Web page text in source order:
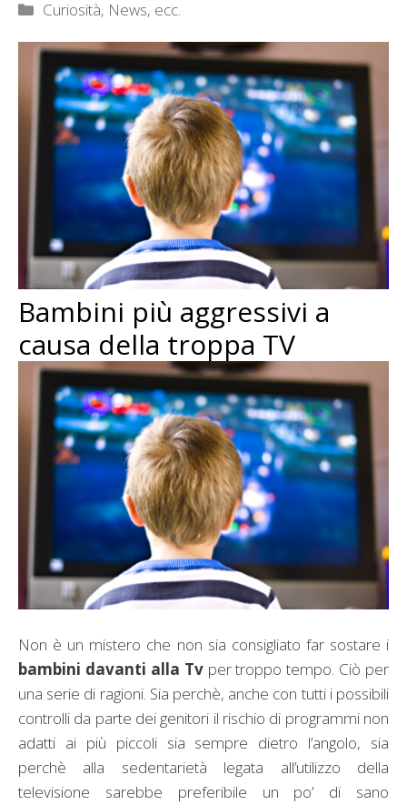
Categorie
Curiosità, News, ecc.
Bambini più aggressivi a
causa della troppa TV
Non è un mistero che non sia consigliato far sostare i
bambini davanti alla Tvper troppo tempo. Ciò per
una serie di ragioni. Sia perchè, anche con tutti i possibili
controlli da parte dei genitori il rischio di programmi non
adatti ai più piccoli sia sempre dietro l’angolo, sia
perchè alla sedentarietà legata all’utilizzo della
televisione sarebbe preferibile un po’ di sano